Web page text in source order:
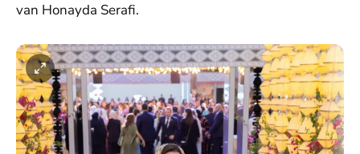
van Honayda Serafi.